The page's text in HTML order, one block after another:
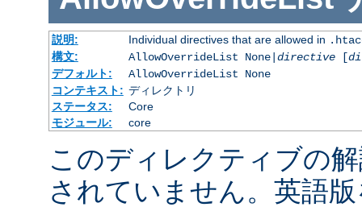
説明: Individual directives that are allowed in
構文:
AllowOverrideList None| directive[
デフォルト:
AllowOverrideList None
コンテキスト: ディレクトリ
ステータス:
Core
モジュール:
core
このディレクティブの
されていません。英語